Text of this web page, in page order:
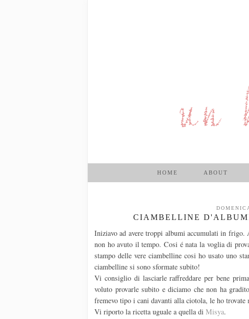
HOME ABOUT
CIAMBELLINE
Iniziavo ad avere troppi albumi accumulati in frigo.
non ho avuto il tempo. Cosi é nata la voglia di
stampo delle vere ciambelline cosi ho usato uno
ciambelline si sono sformate subito!
Vi consiglio di lasciarle raffreddare per bene
voluto provarle subito e diciamo che non ha
fremevo tipo i cani davanti alla ciotola, le ho trovate
Vi riporto la ricetta uguale a quella di Misya.